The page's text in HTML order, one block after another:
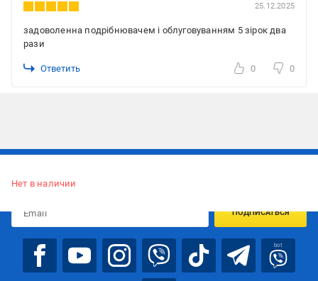
25.12.2025
задоволенна подрібнювачем і облуговуванням 5 зірок два
рази
Ответить 0 0
Нет в наличии
ПОДПИСАТЬСЯ
bot